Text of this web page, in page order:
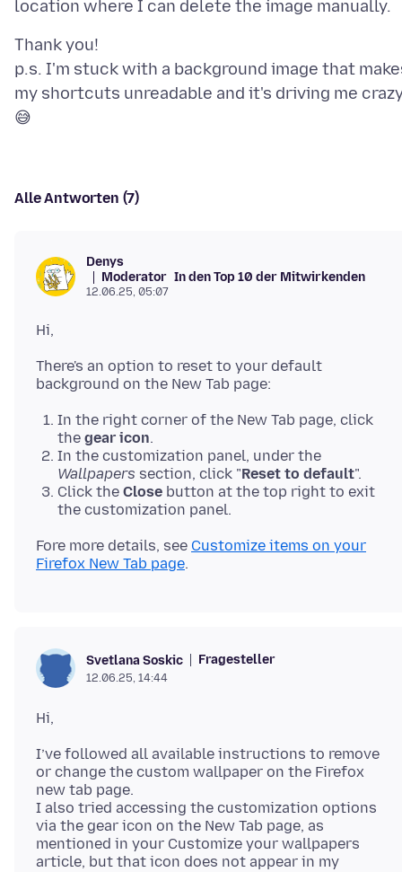
Thank you!
p.s. I'm stuck with a background image that
my shortcuts unreadable and it's driving me
Alle Antworten (7)
Denys
Moderator In den Top 10 der Mitwirkenden
12.06.25, 05:07
There's an option to reset to your default
In the right corner of the New Tab page, click
the gear icon.
In the customization panel, under the
Wallpapers section, click "Reset to default".
Click the Close button at the top right to exit
the customization panel.
Fore more details, see Customize items on your
Firefox New Tab page
Svetlana Soskic Fragesteller
12.06.25, 14:44
I’ve followed all available instructions to remove
or change the custom wallpaper on the Firefox
new tab page.
I also tried accessing the customization options
via the gear icon on the New Tab page, as
mentioned in your Customize your wallpapers
article, but that icon does not appear in my